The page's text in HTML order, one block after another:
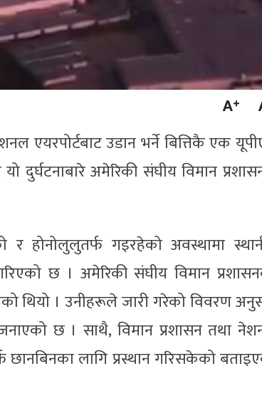
एयरपोर्टबाट उडान भर्ने बित्तिकै एक
दुर्घटनाबारे अमेरिकी संघीय विमान
र होनोलुलुतर्फ गइरहेको अवस्थामा
छ । अमेरिकी संघीय विमान
थियो । उनीहरूले जारी गरेको विवरण
छ । साथै, विमान प्रशासन तथा
छानबिनका लागि प्रस्थान गरिसकेको